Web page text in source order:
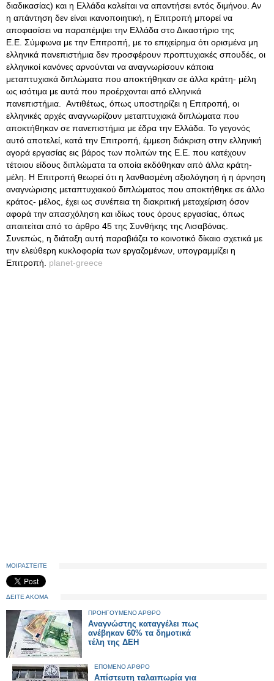
διαδικασίας) και η Ελλάδα καλείται να απαντήσει εντός διμήνου. Αν
η απάντηση δεν είναι ικανοποιητική, η Επιτροπή μπορεί να
αποφασίσει να παραπέμψει την Ελλάδα στο Δικαστήριο της
Ε.Ε. Σύμφωνα με την Επιτροπή, με το επιχείρημα ότι ορισμένα μη
ελληνικά πανεπιστήμια δεν προσφέρουν προπτυχιακές σπουδές, οι
ελληνικοί κανόνες αρνούνται να αναγνωρίσουν κάποια
μεταπτυχιακά διπλώματα που αποκτήθηκαν σε άλλα κράτη- μέλη
ως ισότιμα με αυτά που προέρχονται από ελληνικά
πανεπιστήμια. Αντιθέτως, όπως υποστηρίζει η Επιτροπή, οι
ελληνικές αρχές αναγνωρίζουν μεταπτυχιακά διπλώματα που
αποκτήθηκαν σε πανεπιστήμια με έδρα την Ελλάδα . Το γεγονός
αυτό αποτελεί, κατά την Επιτροπή, έμμεση διάκριση στην ελληνική
αγορά εργασίας εις βάρος των πολιτών της Ε.Ε. που κατέχουν
τέτοιου είδους διπλώματα τα οποία εκδόθηκαν από άλλα κράτη-
μέλη. Η Επιτροπή θεωρεί ότι η λανθασμένη αξιολόγηση ή η άρνηση
αναγνώρισης μεταπτυχιακού διπλώματος που αποκτήθηκε σε άλλο
κράτος- μέλος, έχει ως συνέπεια τη διακριτική μεταχείριση όσον
αφορά την απασχόληση και ιδίως τους όρους εργασίας, όπως
απαιτείται από το άρθρο 45 της Συνθήκης της Λισαβόνας.
Συνεπώς, η διάταξη αυτή παραβιάζει το κοινοτικό δίκαιο σχετικά με
την ελεύθερη κυκλοφορία των εργαζομένων, υπογραμμίζει η
Επιτροπή. planet-greece
ΜΟΙΡΑΣΤΕΙΤΕ
ΔΕΙΤΕ ΑΚΟΜΑ
ΠΡΟΗΓΟΥΜΕΝΟ ΑΡΘΡΟ
Αναγνώστης καταγγέλει πως
ανέβηκαν 60% τα δημοτικά
τέλη της ΔΕΗ
ΕΠΟΜΕΝΟ ΑΡΘΡΟ
Απίστευτη ταλαιπωρία για